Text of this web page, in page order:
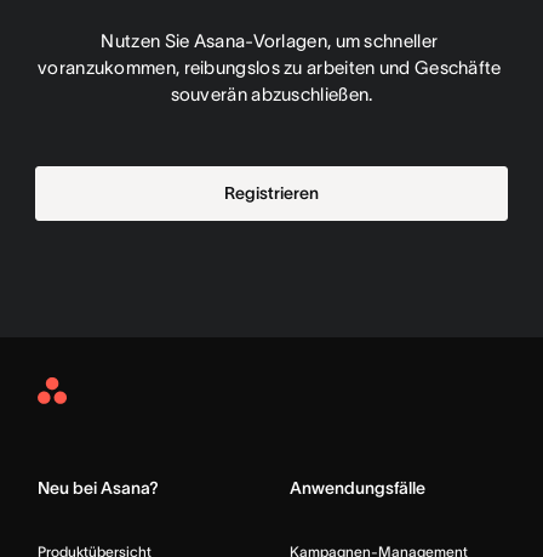
Nutzen Sie Asana-Vorlagen, um schneller
voranzukommen, reibungslos zu arbeiten und Geschäfte
souverän abzuschließen.
Registrieren
Asana
Neu bei Asana?
Produktübersicht
Anwendungsfälle
Kampagnen-Management